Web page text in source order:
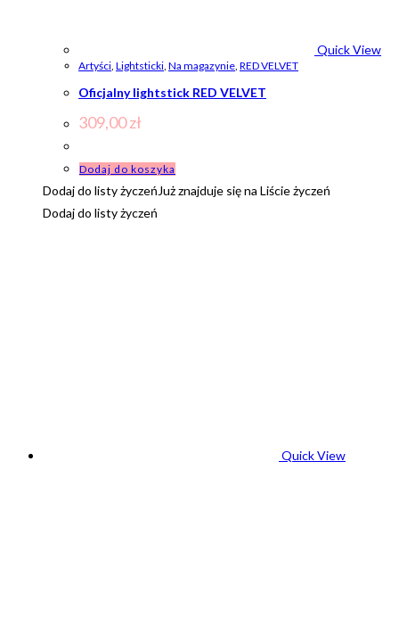
Quick View
Artyści Lightsticki Na magazynie RED VELVET
Oficjalny lightstick RED VELVET
309,00zł
Dodaj do koszyka
Dodaj do listy życzeńJuż znajduje się na Liście życzeń
Dodaj do listy życzeń
Quick View